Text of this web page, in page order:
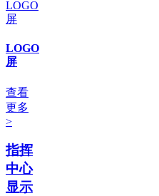
LOGO
屏
查看
更多
>
指挥
中心
显示